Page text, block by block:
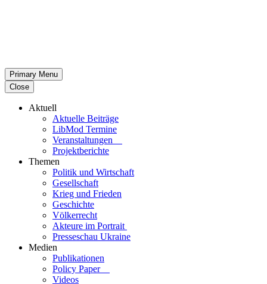
Primary Menu
Close
Aktuell
Aktu­elle Beiträge
LibMod Termine
Ver­an­stal­tun­gen
Pro­jekt­be­richte
Themen
Politik und Wirtschaft
Gesell­schaft
Krieg und Frieden
Geschichte
Völ­ker­recht
Akteure im Portrait
Pres­se­schau Ukraine
Medien
Publi­ka­tio­nen
Policy Paper
Videos